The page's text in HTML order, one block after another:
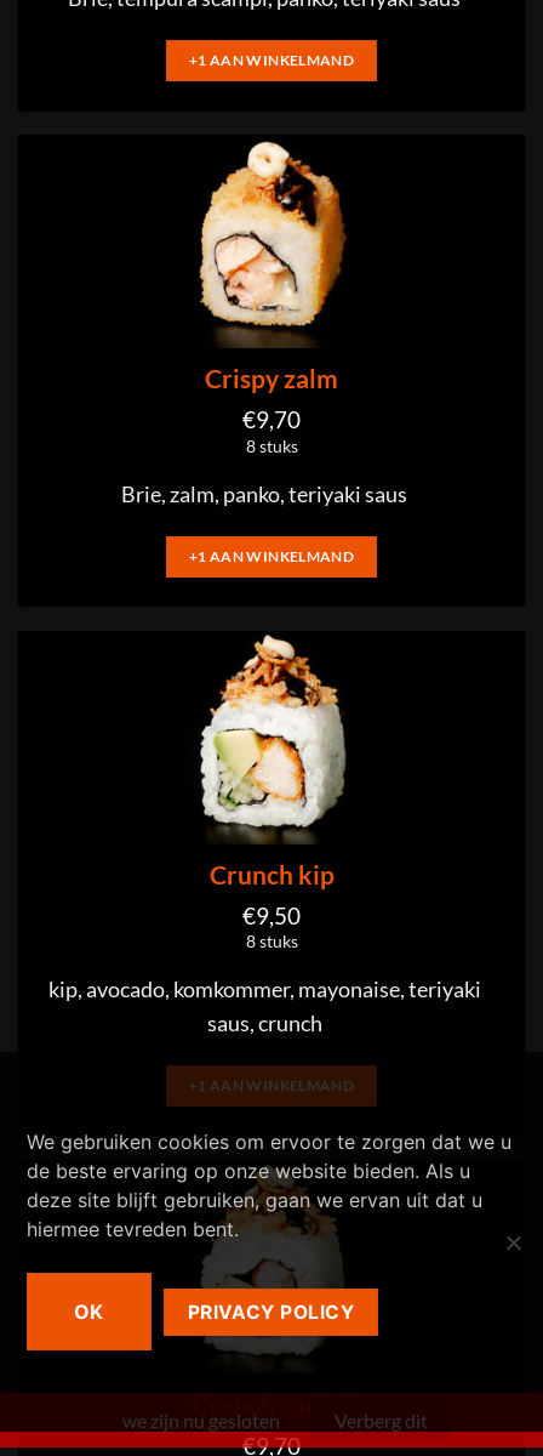
+1 AAN WINKELMAND
Crispy zalm
€9,70
8 stuks
Brie, zalm, panko, teriyaki saus
+1 AAN WINKELMAND
Crunch kip
€9,50
8 stuks
kip, avocado, komkommer, mayonaise, teriyaki
saus, crunch
+1 AAN WINKELMAND
€9,70
We gebruiken cookies om ervoor te zorgen dat we u
de beste ervaring op onze website bieden. Als u
deze site blijft gebruiken, gaan we ervan uit dat u
hiermee tevreden bent.
OK PRIVACY POLICY
we zijn nu gesloten Verberg dit